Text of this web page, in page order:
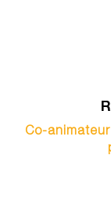
Co-